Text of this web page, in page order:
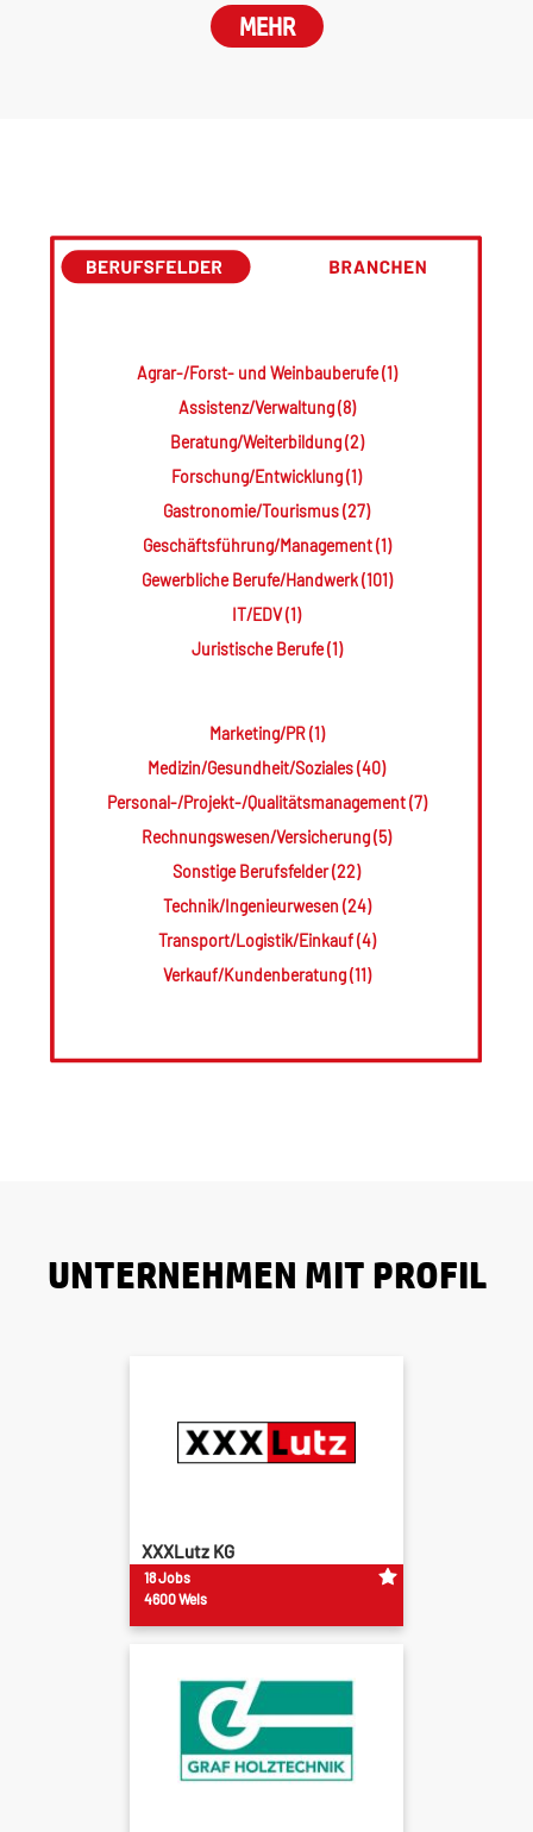
MEHR
Agrar-/Forst- und Weinbauberufe (1)
Assistenz/Verwaltung (8)
Beratung/Weiterbildung (2)
Forschung/Entwicklung (1)
Gastronomie/Tourismus (27)
Geschäftsführung/Management (1)
Gewerbliche Berufe/Handwerk (101)
IT/EDV (1)
Juristische Berufe (1)
Marketing/PR (1)
Medizin/Gesundheit/Soziales (40)
Personal-/Projekt-/Qualitätsmanagement (7)
Rechnungswesen/Versicherung (5)
Sonstige Berufsfelder (22)
Technik/Ingenieurwesen (24)
Transport/Logistik/Einkauf (4)
Verkauf/Kundenberatung (11)
UNTERNEHMEN MIT PROFIL
XXXLutz KG
18 Jobs
4600 Wels